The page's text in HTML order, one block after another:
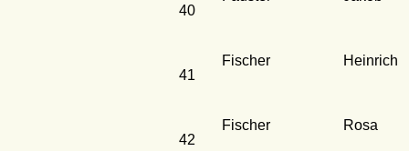
40
41
Fischer Heinrich
42
Fischer Rosa